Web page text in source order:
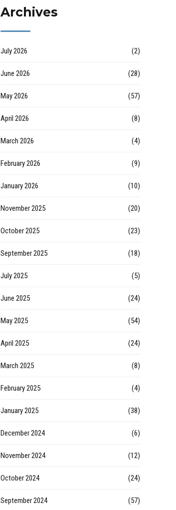
Reformas en
comunidad d
Archives
July 2026 (2)
June 2026 (28)
May 2026 (57)
April 2026 (8)
March 2026 (4)
February 2026 (9)
January 2026 (10)
November 2025 (20)
October 2025 (23)
September 2025 (18)
July 2025 (5)
June 2025 (24)
May 2025 (54)
April 2025 (24)
March 2025 (8)
February 2025 (4)
January 2025 (38)
December 2024 (6)
November 2024 (12)
October 2024 (24)
September 2024 (57)